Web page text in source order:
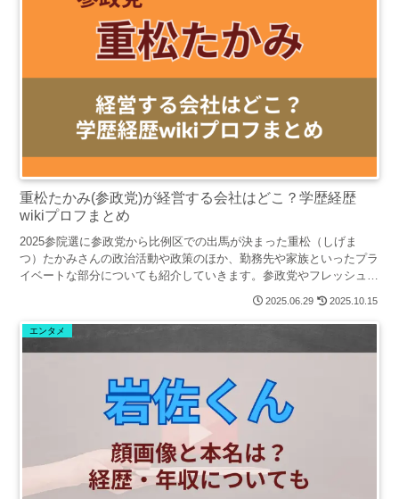
重松たかみ(参政党)が経営する会社はどこ？学歴経歴
wikiプロフまとめ
2025参院選に参政党から比例区での出馬が決まった重松（しげま
つ）たかみさんの政治活動や政策のほか、勤務先や家族といったプラ
イベートな部分についても紹介していきます。参政党やフレッシュな
候補者に関心がある人にはきっと参考になる内容なので、ぜひ最後ま
2025.06.29 2025.10.15
エンタメ